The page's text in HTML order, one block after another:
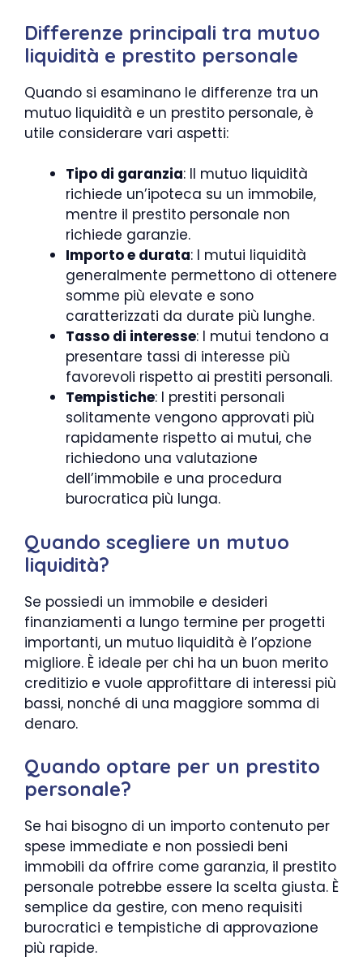
Differenze principali tra mutuo
liquidità e prestito personale
Quando si esaminano le differenze tra un
mutuo liquidità e un prestito personale, è
utile considerare vari aspetti:
Tipo di garanzia: Il mutuo liquidità
richiede un’ipoteca su un immobile,
mentre il prestito personale non
richiede garanzie.
Importo e durata: I mutui liquidità
generalmente permettono di ottenere
somme più elevate e sono
caratterizzati da durate più lunghe.
Tasso di interesse: I mutui tendono a
presentare tassi di interesse più
favorevoli rispetto ai prestiti personali.
Tempistiche: I prestiti personali
solitamente vengono approvati più
rapidamente rispetto ai mutui, che
richiedono una valutazione
dell’immobile e una procedura
burocratica più lunga.
Quando scegliere un mutuo
liquidità?
Se possiedi un immobile e desideri
finanziamenti a lungo termine per progetti
importanti, un mutuo liquidità è l’opzione
migliore. È ideale per chi ha un buon merito
creditizio e vuole approfittare di interessi più
bassi, nonché di una maggiore somma di
denaro.
Quando optare per un prestito
personale?
Se hai bisogno di un importo contenuto per
spese immediate e non possiedi beni
immobili da offrire come garanzia, il prestito
personale potrebbe essere la scelta giusta. È
semplice da gestire, con meno requisiti
burocratici e tempistiche di approvazione
più rapide.